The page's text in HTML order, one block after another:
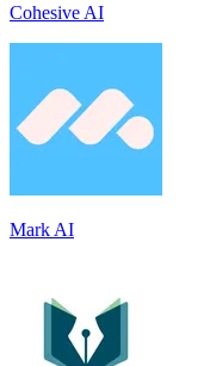
Cohesive AI
Mark AI